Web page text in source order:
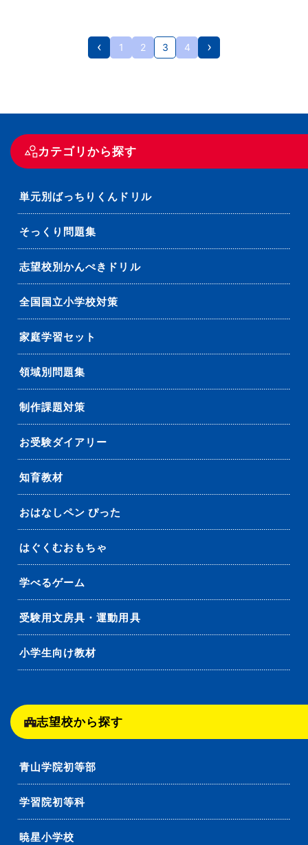
カテゴリから探す
単元別ばっちりくんドリル
そっくり問題集
志望校別かんぺきドリル
全国国立小学校対策
家庭学習セット
領域別問題集
制作課題対策
お受験ダイアリー
知育教材
おはなしペン ぴった
はぐくむおもちゃ
学べるゲーム
受験用文房具・運動用具
小学生向け教材
志望校から探す
青山学院初等部
学習院初等科
暁星小学校
1 2 3 4